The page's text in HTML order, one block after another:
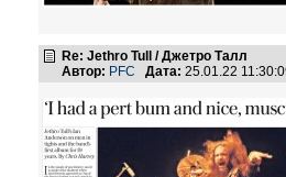
Re: Jethro Tull / Джетро Талл
Автор: PFC Дата: 25.01.22